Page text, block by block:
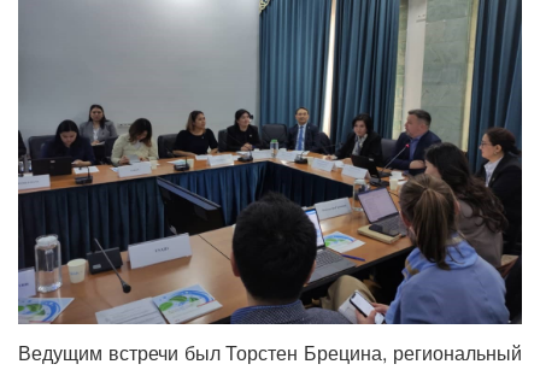
Ведущим встречи был Торстен Брецина, региональный